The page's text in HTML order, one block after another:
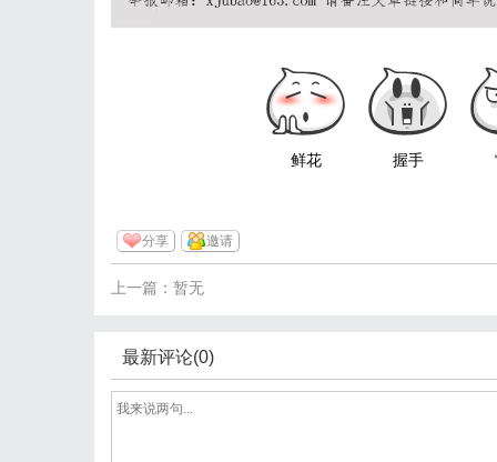
鲜花 握手
分享 邀请
上一篇：暂无
最新评论(0)